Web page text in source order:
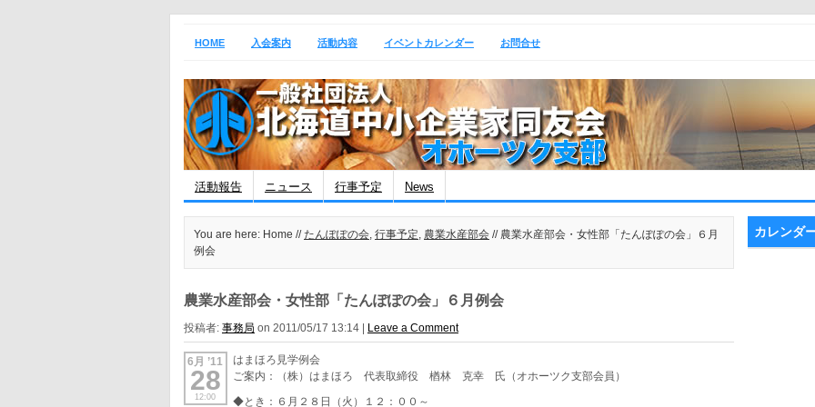
HOME 入会案内 活動内容 イベントカレンダー お問合せ
活動報告 ニュース 行事予定 News
You are here: Home //たんぽぽの会, 行事予定, 農業水産部会 // 農業水産部会・女性部「たんぽぽの会」６月
例会
農業水産部会・女性部「たんぽぽの会」６月例会
投稿者: 事務局 on 2011/05/17 13:14 | Leave a Comment
6月 ’11
28
12:00
はまほろ見学例会
ご案内：（株）はまほろ 代表取締役 楢林 克幸 氏（オホーツク支部会員）
◆とき：６月２８日（火）１２：００～
カレンダ